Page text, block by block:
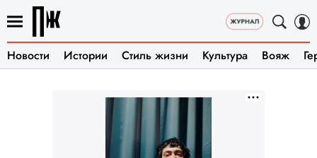
Новости Истории Стиль жизни Культура Вояж